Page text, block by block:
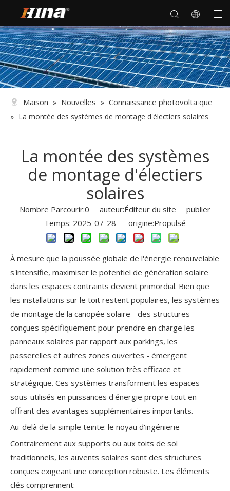
Maison » Nouvelles » Connaissance photovoltaïque
» La montée des systèmes de montage d'électiers solaires
La montée des systèmes
de montage d'électiers
solaires
Nombre Parcourir:0 auteur:Éditeur du site publier
Temps: 2025-07-28 origine:Propulsé
À mesure que la poussée globale de l'énergie renouvelable
s'intensifie, maximiser le potentiel de génération solaire
dans les espaces contraints devient primordial. Bien que
les installations sur le toit restent populaires, les systèmes
de montage de la canopée solaire - des structures
conçues spécifiquement pour prendre en charge les
panneaux solaires par rapport aux parkings, les
passerelles et autres zones ouvertes - émergent
rapidement comme une solution très efficace et
stratégique. Ces systèmes transforment les espaces
sous-utilisés en puissances d'énergie propre tout en
offrant des avantages supplémentaires importants.
Au-delà de la simple teinte: le noyau d'ingénierie
Contrairement aux supports ou aux toits de sol
traditionnels, les auvents solaires sont des structures
conçues exigeant une conception robuste. Les éléments
clés comprennent: